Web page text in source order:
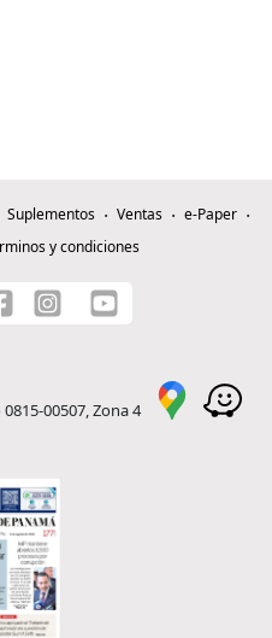
Suplementos Ventas
e-Paper
y condiciones
00507, Zona 4